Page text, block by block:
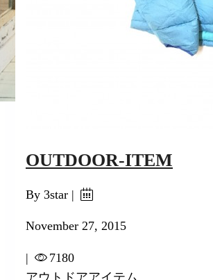
OUTDOOR-ITEM
By 3star |
November 27, 2015
|
7180